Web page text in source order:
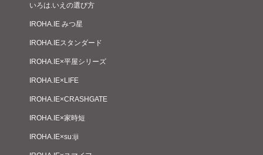
いろは.いえの選び方
IROHA.IE みつ星
IROHA.IEスタンダード
IROHA.IE×平屋シリーズ
IROHA.IE×LIFE
IROHA.IE×CRASHGATE
IROHA.IE×家時短
IROHA.IE×su:iji